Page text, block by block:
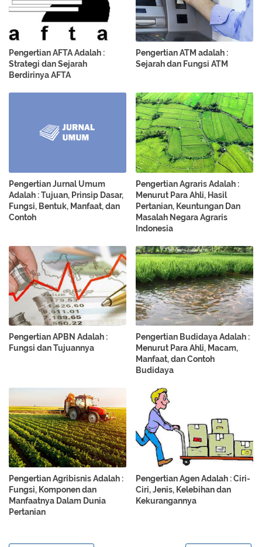
Pengertian AFTA Adalah :
Strategi dan Sejarah
Berdirinya AFTA
Pengertian ATM adalah :
Sejarah dan Fungsi ATM
Pengertian Jurnal Umum
Adalah : Tujuan, Prinsip Dasar,
Fungsi, Bentuk, Manfaat, dan
Contoh
Pengertian Agraris Adalah :
Menurut Para Ahli, Hasil
Pertanian, Keuntungan Dan
Masalah Negara Agraris
Indonesia
Pengertian APBN Adalah :
Fungsi dan Tujuannya
Pengertian Budidaya Adalah :
Menurut Para Ahli, Macam,
Manfaat, dan Contoh
Budidaya
Pengertian Agribisnis Adalah :
Fungsi, Komponen dan
Manfaatnya Dalam Dunia
Pertanian
Pengertian Agen Adalah : Ciri-
Ciri, Jenis, Kelebihan dan
Kekurangannya